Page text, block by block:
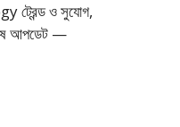
ও সুযোগ,
আপডেট —